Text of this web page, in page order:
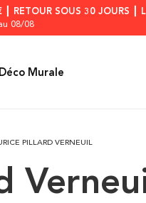
RETOUR SOUS 30 JOURS ┃
08/08
Déco Murale
PILLARD VERNEUIL